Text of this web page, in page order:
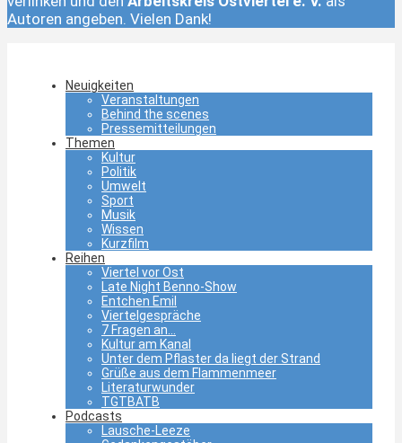
Autoren angeben. Vielen Dank!
Neuigkeiten
Veranstaltungen
Behind the scenes
Pressemitteilungen
Themen
Kultur
Politik
Umwelt
Sport
Musik
Wissen
Kurzfilm
Reihen
Viertel vor Ost
Late Night Benno-Show
Entchen Emil
Viertelgespräche
7 Fragen an…
Kultur am Kanal
Unter dem Pflaster da liegt der Strand
Grüße aus dem Flammenmeer
Literaturwunder
TGTBATB
Podcasts
Lausche-Leeze